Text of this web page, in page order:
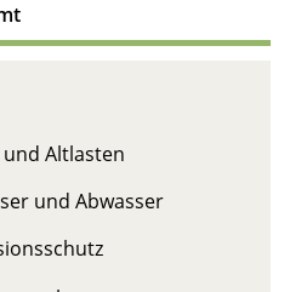
Altlasten
und Abwasser